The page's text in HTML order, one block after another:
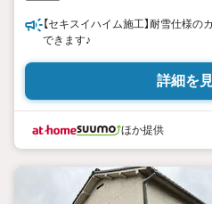
【セキスイハイム施工】耐雪仕様
できます♪
詳細を
ほか提供